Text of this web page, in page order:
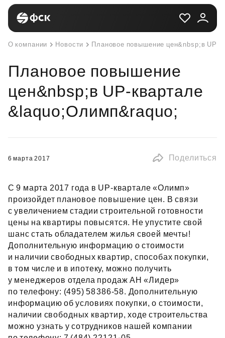
О компании Новости Плановое повышение цен&nbsp;в UP-
Плановое повышение
цен&nbsp;в UP-квартале
&laquo;Олимп&raquo;
6 марта 2017 Поделиться
С 9 марта 2017 года в UP‑квартале «Олимп»
произойдет плановое повышение цен. В связи
с увеличением стадии строительной готовности
цены на квартиры повысятся. Не упустите свой
шанс стать обладателем жилья своей мечты!
Дополнительную информацию о стоимости
и наличии свободных квартир, способах покупки,
в том числе и в ипотеку, можно получить
у менеджеров отдела продаж АН «Лидер»
по телефону: (495) 58386‑58. Дополнительную
информацию об условиях покупки, о стоимости,
наличии свободных квартир, ходе строительства
можно узнать у сотрудников нашей компании